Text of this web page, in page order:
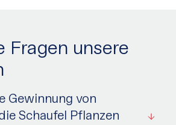
Fragen unsere
Gewinnung von
Schaufel Pflanzen